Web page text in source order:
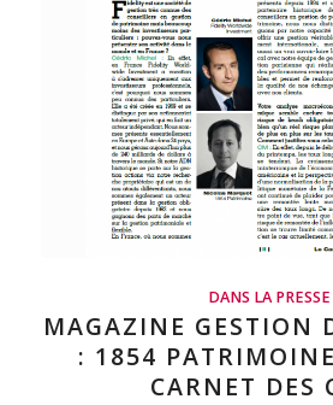
DANS LA PRESSE
MAGAZINE GESTION
: 1854
CARNET DES